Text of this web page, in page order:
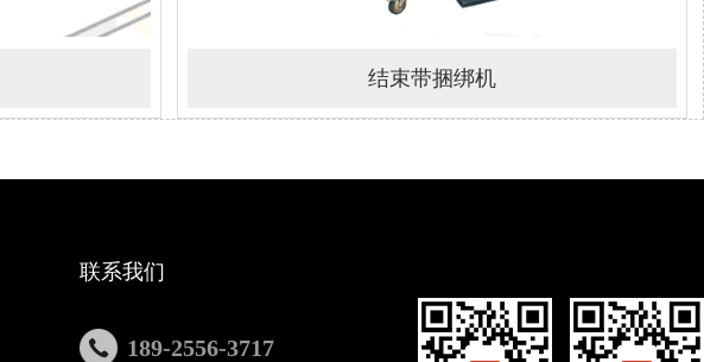
结束带捆绑机
联系我们
189-2556-3717